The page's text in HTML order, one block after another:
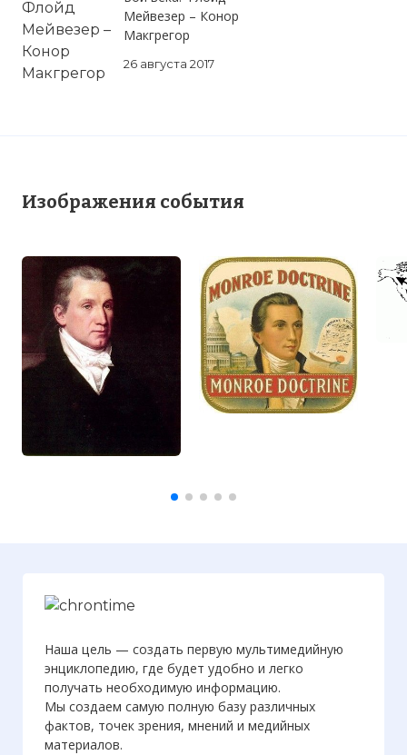
Мейвезер – Конор
Макгрегор
26 августа 2017
Изображения события
Наша цель — создать первую мультимедийную
энциклопедию, где будет удобно и легко
получать необходимую информацию.
Мы создаем самую полную базу различных
фактов, точек зрения, мнений и медийных
материалов.